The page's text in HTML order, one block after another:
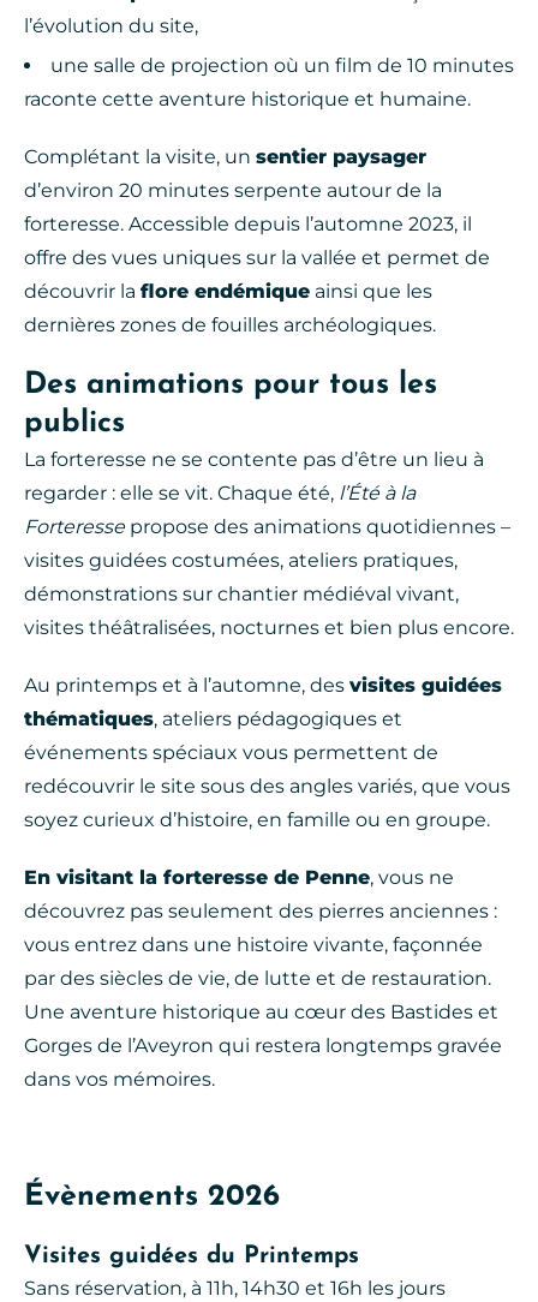
l’évolution du site,
une salle de projection où un film de 10 minutes
raconte cette aventure historique et humaine.
Complétant la visite, un sentier paysager
d’environ 20 minutes serpente autour de la
forteresse. Accessible depuis l’automne 2023, il
offre des vues uniques sur la vallée et permet de
découvrir la flore endémique ainsi que les
dernières zones de fouilles archéologiques.
Des animations pour tous les
publics
La forteresse ne se contente pas d’être un lieu à
regarder : elle se vit. Chaque été, l’Été à la
Forteressepropose des animations quotidiennes –
visites guidées costumées, ateliers pratiques,
démonstrations sur chantier médiéval vivant,
visites théâtralisées, nocturnes et bien plus encore.
Au printemps et à l’automne, des visites guidées
thématiques, ateliers pédagogiques et
événements spéciaux vous permettent de
redécouvrir le site sous des angles variés, que vous
soyez curieux d’histoire, en famille ou en groupe.
En visitant la forteresse de Penne, vous ne
découvrez pas seulement des pierres anciennes :
vous entrez dans une histoire vivante, façonnée
par des siècles de vie, de lutte et de restauration.
Une aventure historique au cœur des Bastides et
Gorges de l’Aveyron qui restera longtemps gravée
dans vos mémoires.
Évènements 2026
Visites guidées du Printemps
Sans réservation, à 11h, 14h30 et 16h les jours